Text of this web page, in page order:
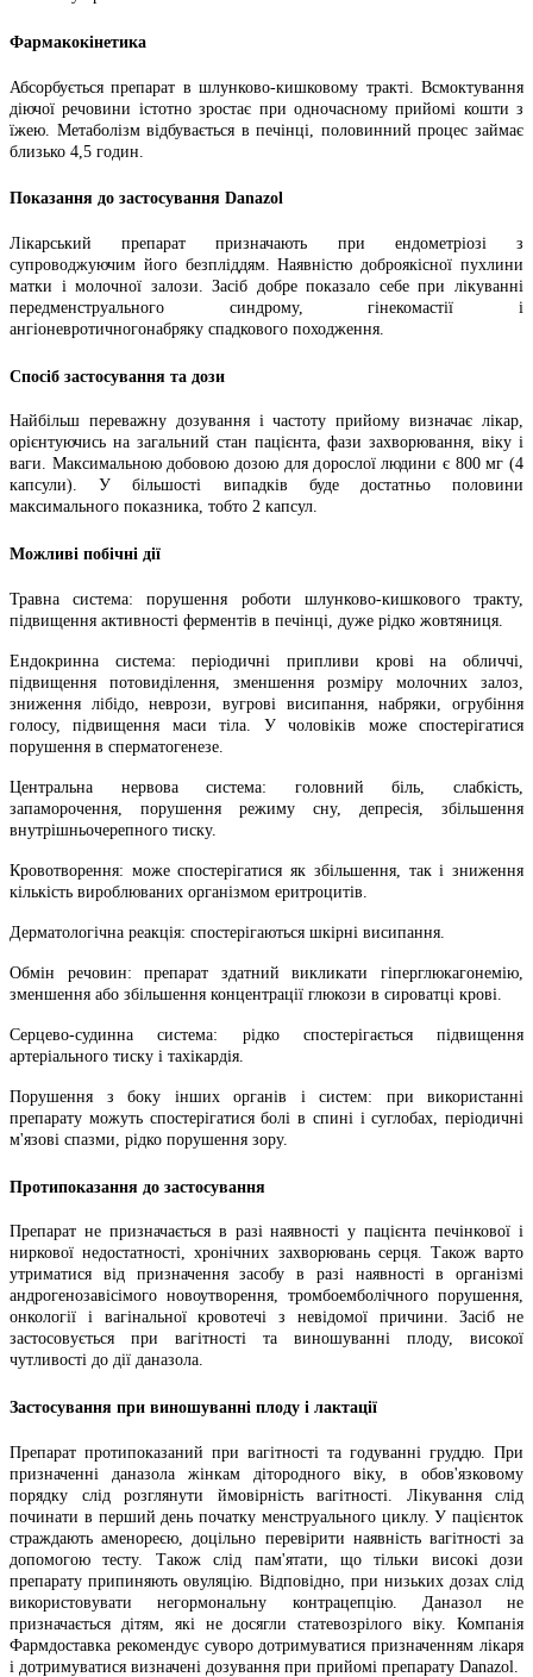
Фармакокінетика
Абсорбується препарат в шлунково-кишковому тракті. Всмоктування
діючої речовини істотно зростає при одночасному прийомі кошти з
їжею. Метаболізм відбувається в печінці, половинний процес займає
близько 4,5 годин.
Показання до застосування Danazol
Лікарський препарат призначають при ендометріозі з
супроводжуючим його безпліддям. Наявністю доброякісної пухлини
матки і молочної залози. Засіб добре показало себе при лікуванні
передменструального синдрому, гінекомастії і
ангіоневротичногонабряку спадкового походження.
Спосіб застосування та дози
Найбільш переважну дозування і частоту прийому визначає лікар,
орієнтуючись на загальний стан пацієнта, фази захворювання, віку і
ваги. Максимальною добовою дозою для дорослої людини є 800 мг (4
капсули). У більшості випадків буде достатньо половини
максимального показника, тобто 2 капсул.
Можливі побічні дії
Травна система: порушення роботи шлунково-кишкового тракту,
підвищення активності ферментів в печінці, дуже рідко жовтяниця.
Ендокринна система: періодичні припливи крові на обличчі,
підвищення потовиділення, зменшення розміру молочних залоз,
зниження лібідо, неврози, вугрові висипання, набряки, огрубіння
голосу, підвищення маси тіла. У чоловіків може спостерігатися
порушення в сперматогенезе.
Центральна нервова система: головний біль, слабкість,
запаморочення, порушення режиму сну, депресія, збільшення
внутрішньочерепного тиску.
Кровотворення: може спостерігатися як збільшення, так і зниження
кількість вироблюваних організмом еритроцитів.
Дерматологічна реакція: спостерігаються шкірні висипання.
Обмін речовин: препарат здатний викликати гіперглюкагонемію,
зменшення або збільшення концентрації глюкози в сироватці крові.
Серцево-судинна система: рідко спостерігається підвищення
артеріального тиску і тахікардія.
Порушення з боку інших органів і систем: при використанні
препарату можуть спостерігатися болі в спині і суглобах, періодичні
м'язові спазми, рідко порушення зору.
Протипоказання до застосування
Препарат не призначається в разі наявності у пацієнта печінкової і
ниркової недостатності, хронічних захворювань серця. Також варто
утриматися від призначення засобу в разі наявності в організмі
андрогенозавісімого новоутворення, тромбоемболічного порушення,
онкології і вагінальної кровотечі з невідомої причини. Засіб не
застосовується при вагітності та виношуванні плоду, високої
чутливості до дії даназола.
Застосування при виношуванні плоду і лактації
Препарат протипоказаний при вагітності та годуванні груддю. При
призначенні даназола жінкам дітородного віку, в обов'язковому
порядку слід розглянути ймовірність вагітності. Лікування слід
починати в перший день початку менструального циклу. У пацієнток
страждають аменореєю, доцільно перевірити наявність вагітності за
допомогою тесту. Також слід пам'ятати, що тільки високі дози
препарату припиняють овуляцію. Відповідно, при низьких дозах слід
використовувати негормональну контрацепцію. Даназол не
призначається дітям, які не досягли статевозрілого віку. Компанія
Фармдоставка рекомендує суворо дотримуватися призначенням лікаря
і дотримуватися визначені дозування при прийомі препарату Danazol.